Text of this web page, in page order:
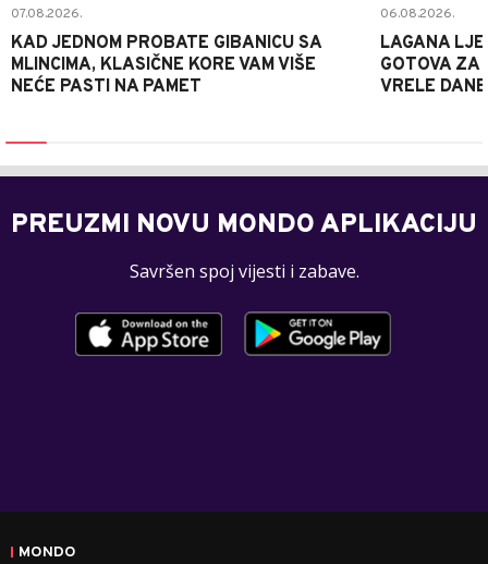
07.08.2026.
KAD JEDNOM PROBATE GIBANICU SA
MLINCIMA, KLASIČNE KORE VAM VIŠE
NEĆE PASTI NA PAMET
06.08.2026.
LAGANA
GOTOVA ZA
VRELE DANE
PREUZMI NOVU MONDO APLIKACIJU
Savršen spoj vijesti i zabave.
MONDO